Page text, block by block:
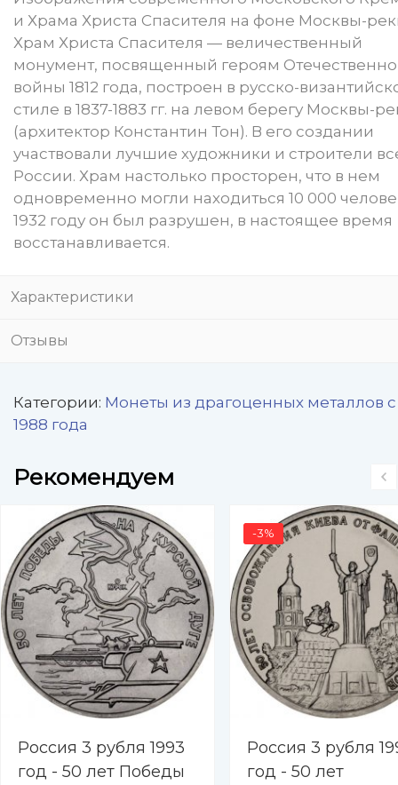
и Храма Христа Спасителя на фоне Москвы-
Храм Христа Спасителя — величественный
монумент, посвященный героям
войны 1812 года, построен в русско-
стиле в 1837-1883 гг. на левом берегу Москвы-
(архитектор Константин Тон). В его создании
участвовали лучшие художники и строители
России. Храм настолько просторен, что в нем
одновременно могли находиться 10 000
1932 году он был разрушен, в настоящее время
восстанавливается.
Характеристики
Отзывы
Категории: Монеты из драгоценных металлов с
1988 года
Рекомендуем
Россия 3 рубля 1993
год - 50 лет Победы
-3%
Россия 3 рубля
год - 50 лет